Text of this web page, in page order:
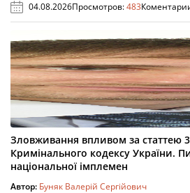
04.08.2026Просмотров:483
Зловживання впливом за статтею
Кримінального кодексу України.
національної імплемен
Автор: Буняк Валерій Сергійович